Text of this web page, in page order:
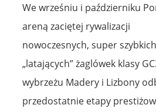
We wrześniu i październiku
areną zaciętej rywalizacji
nowoczesnych, super
„latających” żaglówek klasy
wybrzeżu Madery i Lizbony
przedostatnie etapy